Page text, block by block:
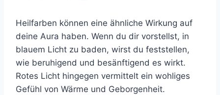
Heilfarben können eine ähnliche Wirkung auf
deine Aura haben. Wenn du dir vorstellst, in
blauem Licht zu baden, wirst du feststellen,
wie beruhigend und besänftigend es wirkt.
Rotes Licht hingegen vermittelt ein wohliges
Gefühl von Wärme und Geborgenheit.